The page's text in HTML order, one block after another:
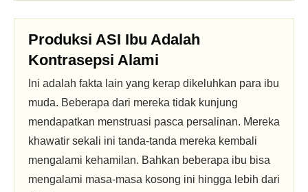
Produksi ASI Ibu Adalah
Kontrasepsi Alami
Ini adalah fakta lain yang kerap dikeluhkan para ibu
muda. Beberapa dari mereka tidak kunjung
mendapatkan menstruasi pasca persalinan. Mereka
khawatir sekali ini tanda-tanda mereka kembali
mengalami kehamilan. Bahkan beberapa ibu bisa
mengalami masa-masa kosong ini hingga lebih dari